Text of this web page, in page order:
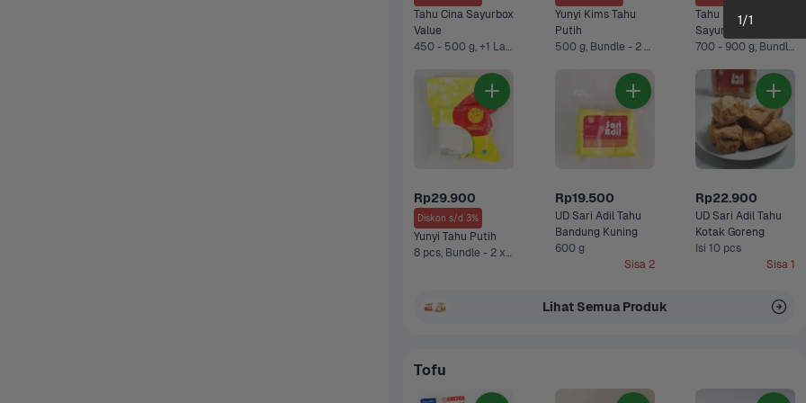
Tahu Cina Sayurbox
Value
450 - 500 g, +1 Lainnya
Yunyi Kims Tahu
Putih
500 g, Bundle - 2 x 500 g
Tahu Sutra Kuning
Sayurbox Value
700 - 900 g, Bundle - 2 x 700-900 g
Rp29.900
Diskon s/d 3%
Yunyi Tahu Putih
8 pcs, Bundle - 2 x 8 pcs
Rp19.500
UD Sari Adil Tahu
Bandung Kuning
600 g
Sisa 2
Rp22.900
UD Sari Adil Tahu
Kotak Goreng
Isi 10 pcs
Sisa 1
Lihat Semua Produk
Tofu
1/1